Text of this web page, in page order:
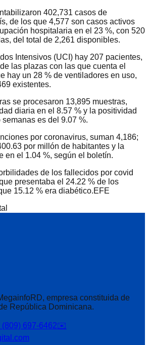
402,731 casos de
de los que 4,577 son casos activos
hospitalaria en el 23 %, con 520
del total de 2,261 disponibles.
Intensivos (UCI) hay 207 pacientes,
las plazas con las que cuenta el
hay un 28 % de ventiladores en uso,
existentes.
se procesaron 13,895 muestras,
diaria en el 8.57 % y la positividad
es del 9.07 %.
por coronavirus, suman 4,186;
por millón de habitantes y la
en el 1.04 %, según el boletín.
de los fallecidos por covid
presentaba el 24.22 % de los
15.12 % era diabético.EFE
empresa constituida de
República Dominicana.
(809) 697-6462✉️